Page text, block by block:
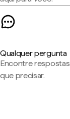
Qualquer pergunta
Encontre
que precisar.